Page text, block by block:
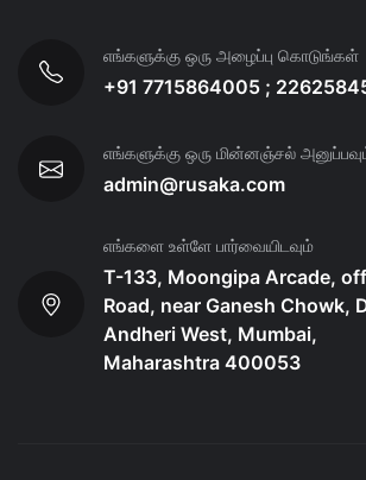
எங்களுக்கு ஒரு அழைப்பு கொடுங்கள்
+91 7715864005 ;
எங்களுக்கு ஒரு மின்னஞ்சல்
admin@rusaka.com
எங்களை உள்ளே பார்வையிடவும்
T-133, Moongipa Arcade,
Road, near Ganesh Chowk,
Andheri West, Mumbai,
Maharashtra 400053